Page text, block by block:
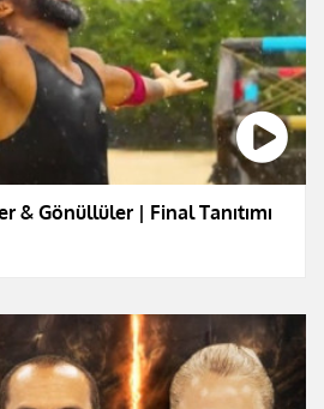
& Gönüllüler | Final Tanıtımı